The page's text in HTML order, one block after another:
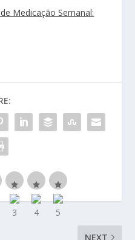
Medicação Semanal:
NEXT